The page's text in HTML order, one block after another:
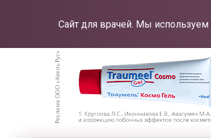
Сайт для врачей. Мы